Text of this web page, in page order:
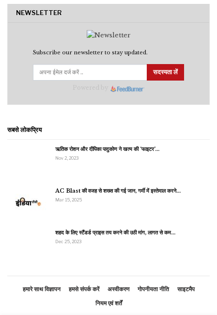
NEWSLETTER
Subscribe our newsletter to stay updated.
सदस्यता लें
सबसे लोकप्रिय
ऋतिक रोशन और दीपिका पादुकोण ने खत्म की ‘फाइटर’…
Nov 2, 2023
AC Blast की वजह से शख्स की गई जान, गर्मी में इस्तेमाल करने…
Mar 15, 2025
शहद के लिए स्टैंडर्ड प्राइस तय करने की उठी मांग, लागत से कम…
Dec 25, 2023
हमारे साथ विज्ञापन हमसे संपर्क करें अस्वीकरण गोपनीयता नीति
साइटमैप
नियम एवं शर्तें